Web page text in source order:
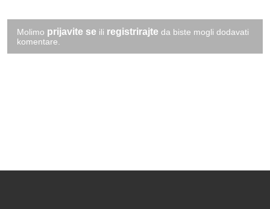
Molimo prijavite se ili registrirajte da biste mogli dodavati
komentare.